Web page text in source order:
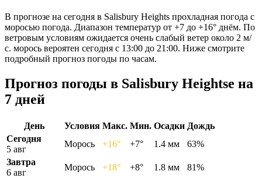
В прогнозе на сегодня в Salisbury Heights прохладная погода с
моросью погода. Диапазон температур от +7 до +16° днём. По
ветровым условиям ожидается очень слабый ветер около 2 м/
с. морось вероятен сегодня с 13:00 до 21:00. Ниже смотрите
подробный прогноз погоды по часам.
Прогноз погоды в Salisbury Heightsе на
7 дней
День Условия Макс. Мин. Осадки Дождь
Сегодня
5 авг
Морось +16° +7° 1.4 мм
63%
Завтра
6 авг
Морось +18° +8° 1.8 мм
81%